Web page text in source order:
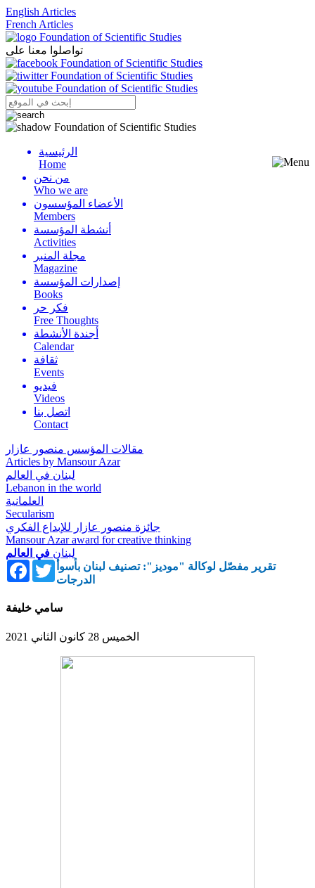
English Articles
French Articles
تواصلوا معنا على
Menu
الرئيسية
Home
من نحن
Who we are
الأعضاء المؤسسون
Members
أنشطة المؤسسة
Activities
مجلة المنبر
Magazine
إصدارات المؤسسة
Books
فكر حر
Free Thoughts
أجندة الأنشطة
Calendar
ثقافة
Events
فيديو
Videos
اتصل بنا
Contact
مقالات المؤسس منصور عازار
Articles by Mansour Azar
لبنان في العالم
Lebanon in the world
العلمانية
Secularism
جائزة منصور عازار للإبداع الفكري
Mansour Azar award for creative thinking
لبنان في العالم
Facebook
Twitter
تقرير مفصّل لوكالة "موديز": تصنيف لبنان بأسوأ
الدرجات
سامي خليفة
الخميس 28 كانون الثاني 2021